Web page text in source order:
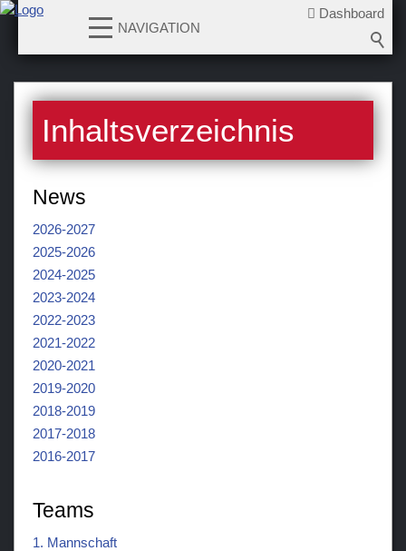
Dashboard
NAVIGATION
News
Teams
Verein
Sponsoren / Partner
Fanzone
Inhaltsverzeichnis
News
2026-2027
2025-2026
2024-2025
2023-2024
2022-2023
2021-2022
2020-2021
2019-2020
2018-2019
2017-2018
2016-2017
Teams
1. Mannschaft